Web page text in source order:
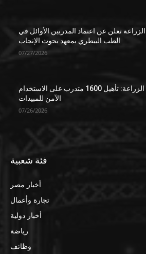
الزراعة تعلن عن اعتماد المدربين الأوائل في
الطب البيطري بمعهد بحوث الإنجاب
07/27/2026
الزراعة: تأهيل 1600 متدرب على الاستخدام
الآمن للمبيدات
07/26/2026
فئة شعبية
أخبار مصر
تجارة وأعمال
أخبار دولية
رياضة
وظائف